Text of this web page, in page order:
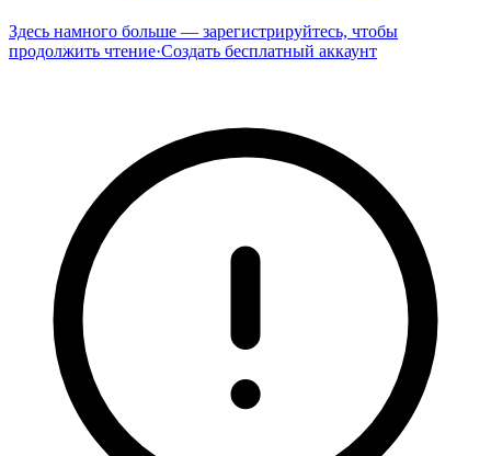
Здесь намного больше — зарегистрируйтесь, чтобы
продолжить чтение·Создать бесплатный аккаунт